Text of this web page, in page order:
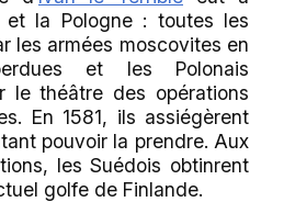
et la Pologne : toutes les
les armées moscovites en
et les Polonais
le théâtre des opérations
En 1581, ils assiégèrent
pouvoir la prendre. Aux
les Suédois obtinrent
golfe de Finlande.